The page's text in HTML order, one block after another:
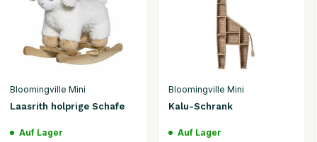
Bloomingville Mini
Laasrith holprige Schafe
Auf Lager
Bloomingville Mini
Kalu-Schrank
Auf Lager